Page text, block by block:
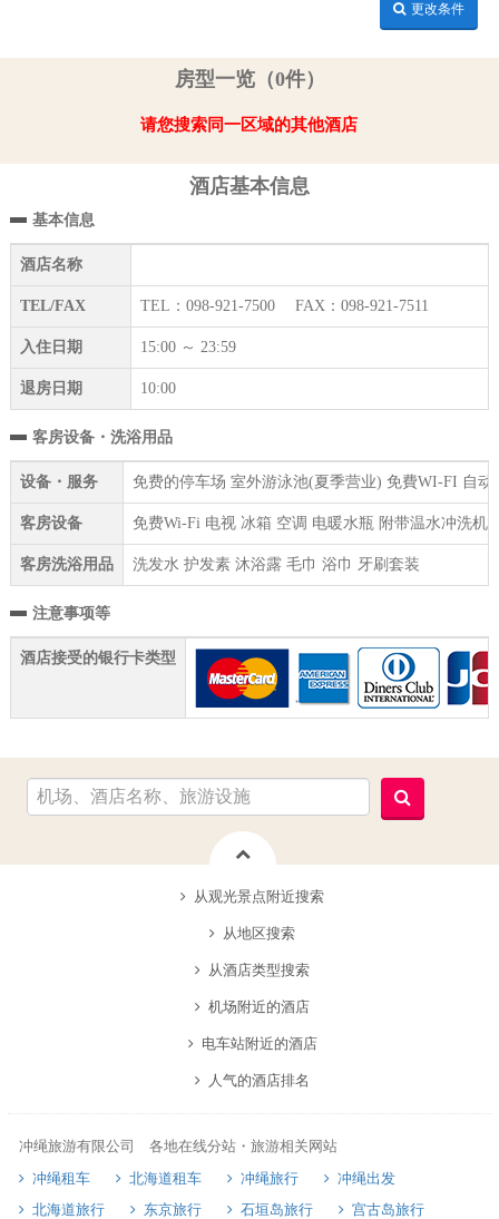
更改条件
房型一览（0件）
请您搜索同一区域的其他酒店
酒店基本信息
基本信息
酒店名称
TEL/FAX TEL：098-921-7500 FAX：098-921-7511
入住日期 15:00 ～ 23:59
退房日期 10:00
客房设备・洗浴用品
设备・服务 免费的停车场 室外游泳池(夏季营业) 免費WI-FI 自
客房设备 免费Wi-Fi 电视 冰箱 空调 电暖水瓶 附带温水冲洗机
客房洗浴用品 洗发水 护发素 沐浴露 毛巾 浴巾 牙刷套装
注意事项等
酒店接受的银行卡类型
从观光景点附近搜索
从地区搜索
从酒店类型搜索
机场附近的酒店
电车站附近的酒店
人气的酒店排名
冲绳旅游有限公司 各地在线分站・旅游相关网站
冲绳租车
北海道租车 冲绳旅行
冲绳出发
北海道旅行
东京旅行 石垣岛旅行 宫古岛旅行